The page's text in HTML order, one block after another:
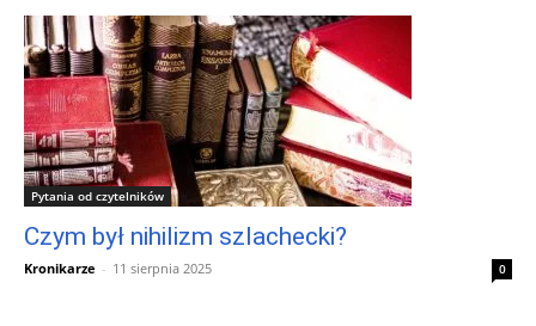
Pytania od czytelników
Czym był nihilizm szlachecki?
Kronikarze - 11 sierpnia 2025 0